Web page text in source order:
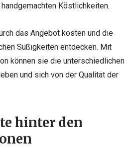
Köstlichkeiten.
das Angebot kosten und die
Süßigkeiten entdecken. Mit
können sie die unterschiedlichen
und sich von der Qualität der
hinter den